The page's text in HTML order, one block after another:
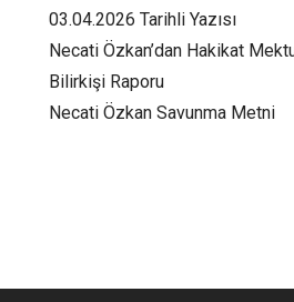
03.04.2026 Tarihli Yazısı
Necati Özkan’dan Hakikat
Bilirkişi Raporu
Necati Özkan Savunma Metni